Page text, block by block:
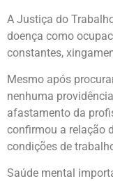
A Justiça do
doença como
constantes,
Mesmo após
nenhuma
afastamento da
confirmou a relação
condições de
Saúde mental